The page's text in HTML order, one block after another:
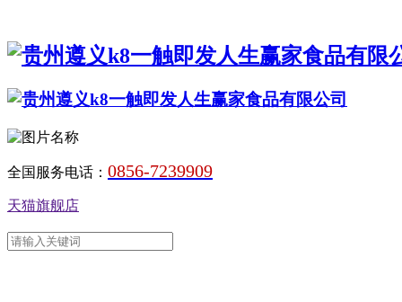
全国服务电话： 0856-7239909
天猫旗舰店